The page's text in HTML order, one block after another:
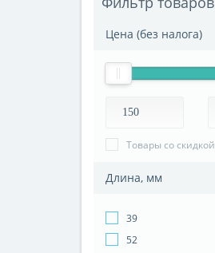
Цена (без налога)
Товары со скидкой
Длина, мм
39
52